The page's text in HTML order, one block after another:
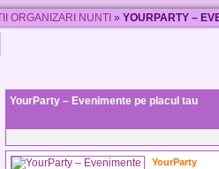
ORGANIZARI NUNTI » YOURPARTY –
YourParty – Evenimente pe placul tau
YourParty